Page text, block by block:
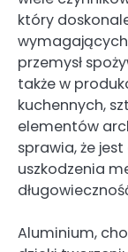
który
przemysł
także w
kuchennych,
elementów
sprawia, że
uszkodzenia
Aluminium,